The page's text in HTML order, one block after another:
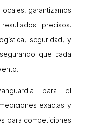
garantizamos
precisos.
seguridad, y
que cada
para el
exactas y
para competiciones